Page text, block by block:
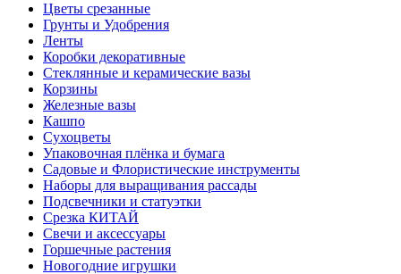
Цветы срезанные
Грунты и Удобрения
Ленты
Коробки декоративные
Стеклянные и керамические вазы
Корзины
Железные вазы
Кашпо
Сухоцветы
Упаковочная плёнка и бумага
Садовые и Флористические инструменты
Наборы для выращивания рассады
Подсвечники и статуэтки
Срезка КИТАЙ
Свечи и аксессуары
Горшечные растения
Новогодние игрушки